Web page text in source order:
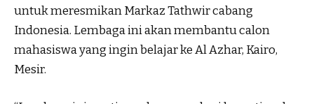
untuk meresmikan Markaz Tathwir cabang
Indonesia. Lembaga ini akan membantu calon
mahasiswa yang ingin belajar ke Al Azhar, Kairo,
Mesir.